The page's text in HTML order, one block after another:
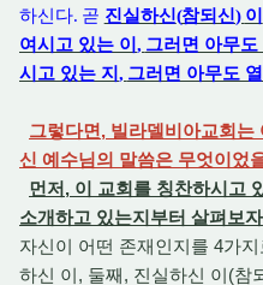
하신다. 곧 진실하신(참되신) 이
여시고 있는 이 , 그러면 아무
시고 있는 지 , 그러면 아무도
그렇다면, 빌라델비아교회
신 예수님의 말씀은 무엇이었
먼저, 이 교회를 칭찬하시고
소개하고 있는지부터 살펴보자
자신이 어떤 존재인지를 4가
하신 이, 둘째, 진실하신 이(참